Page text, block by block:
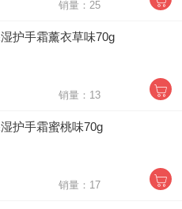
销量：25
护手霜薰衣草味70g
销量：13
护手霜蜜桃味70g
销量：17